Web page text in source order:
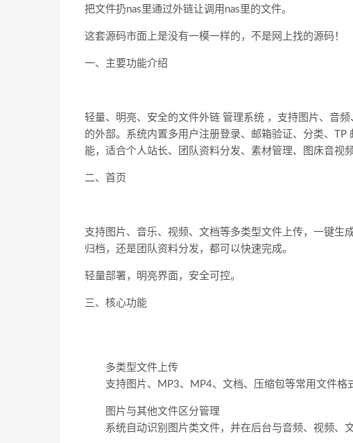
把文件扔nas里通过外链让调用nas里的文件。
这套源码市面上是没有一模一样的，不是网上找的源码！
一、主要功能介绍
轻量、明亮、安全的文件外链 管理系统 ，支持图片、音
的外部。系统内置多用户注册登录、邮箱验证、分类、
能，适合个人站长、团队资料分发、素材管理、图床音视
二、首页
支持图片、音乐、视频、文档等多类型文件上传，一键生
归档，还是团队资料分发，都可以快速完成。
轻量部署，明亮界面，安全可控。
三、核心功能
多类型文件上传
支持图片、MP3、MP4、文档、压缩包等常用文件格
图片与其他文件区分管理
系统自动识别图片类文件，并在后台与音频、视频、